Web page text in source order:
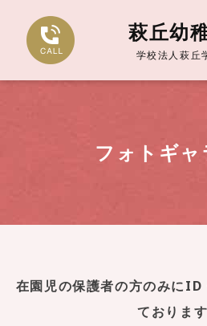
萩丘幼
学校法人萩丘
フォトギャ
在園児の保護者の方のみにID
ております